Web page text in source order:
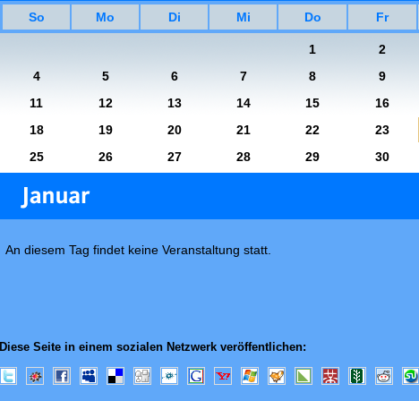
So Mo Di Mi Do Fr
1 2
4
5 6 7 8 9
11
12 13 14 15 16
18
19 20 21 22 23
25
26 27 28 29 30
An diesem Tag findet keine Veranstaltung statt.
Diese Seite in einem sozialen Netzwerk veröffentlichen: